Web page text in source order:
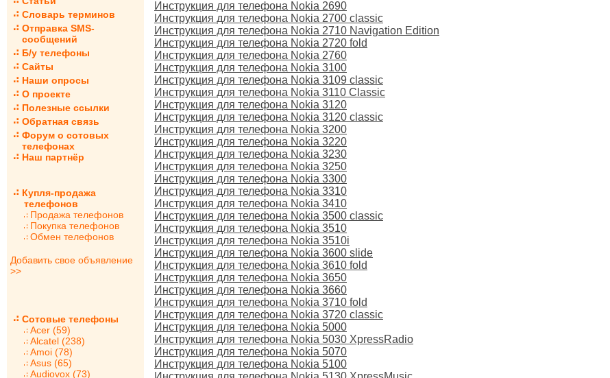
Словарь терминов
Отправка SMS-
сообщений
Б/у телефоны
Сайты
Наши опросы
О проекте
Полезные ссылки
Обратная связь
Форум о сотовых
телефонах
Наш партнёр
Купля-продажа
телефонов
Продажа телефонов
Покупка телефонов
Обмен телефонов
Добавить свое объявление
>>
Сотовые телефоны
Acer (59)
Alcatel (238)
Amoi (78)
Asus (65)
Audiovox (73)
Инструкция для телефона Nokia 2690
Инструкция для телефона Nokia 2700 classic
Инструкция для телефона Nokia 2710 Navigation Edition
Инструкция для телефона Nokia 2720 fold
Инструкция для телефона Nokia 2760
Инструкция для телефона Nokia 3100
Инструкция для телефона Nokia 3109 classic
Инструкция для телефона Nokia 3110 Classic
Инструкция для телефона Nokia 3120
Инструкция для телефона Nokia 3120 classic
Инструкция для телефона Nokia 3200
Инструкция для телефона Nokia 3220
Инструкция для телефона Nokia 3230
Инструкция для телефона Nokia 3250
Инструкция для телефона Nokia 3300
Инструкция для телефона Nokia 3310
Инструкция для телефона Nokia 3410
Инструкция для телефона Nokia 3500 classic
Инструкция для телефона Nokia 3510
Инструкция для телефона Nokia 3510i
Инструкция для телефона Nokia 3600 slide
Инструкция для телефона Nokia 3610 fold
Инструкция для телефона Nokia 3650
Инструкция для телефона Nokia 3660
Инструкция для телефона Nokia 3710 fold
Инструкция для телефона Nokia 3720 classic
Инструкция для телефона Nokia 5000
Инструкция для телефона Nokia 5030 XpressRadio
Инструкция для телефона Nokia 5070
Инструкция для телефона Nokia 5100